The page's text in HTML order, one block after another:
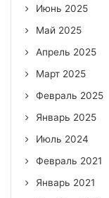
Июнь 2025
Май 2025
Апрель 2025
Март 2025
Февраль 2025
Январь 2025
Июль 2024
Февраль 2021
Январь 2021